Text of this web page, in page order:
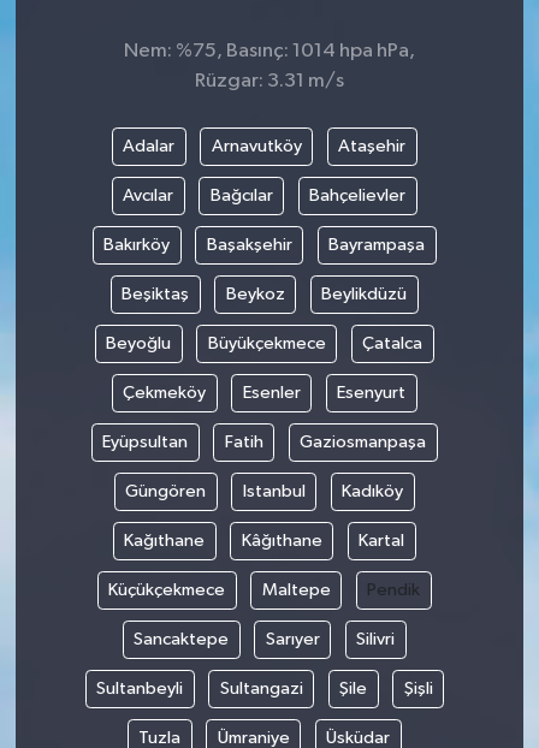
Nem: %75, Basınç: 1014 hpa hPa,
Rüzgar: 3.31 m/s
Adalar Arnavutköy Ataşehir
Avcılar Bağcılar Bahçelievler
Bakırköy Başakşehir Bayrampaşa
Beşiktaş Beykoz Beylikdüzü
Beyoğlu Büyükçekmece Çatalca
Çekmeköy Esenler Esenyurt
Eyüpsultan Fatih Gaziosmanpaşa
Güngören Istanbul Kadıköy
Kağıthane Kâğıthane Kartal
Küçükçekmece Maltepe Pendik
Sancaktepe Sarıyer Silivri
Sultanbeyli Sultangazi Şile Şişli
Tuzla Ümraniye Üsküdar